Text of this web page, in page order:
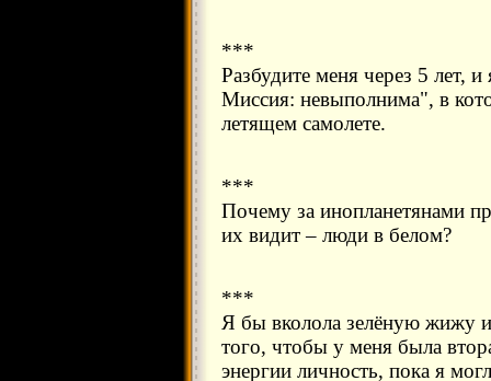
***
Разбудите меня через 5 лет,
Миссия: невыполнима", в
летящем самолете.
***
Почему за инопланетянами
их видит – люди в белом?
***
Я бы вколола зелёную жижу
того, чтобы у меня была
энергии личность, пока я